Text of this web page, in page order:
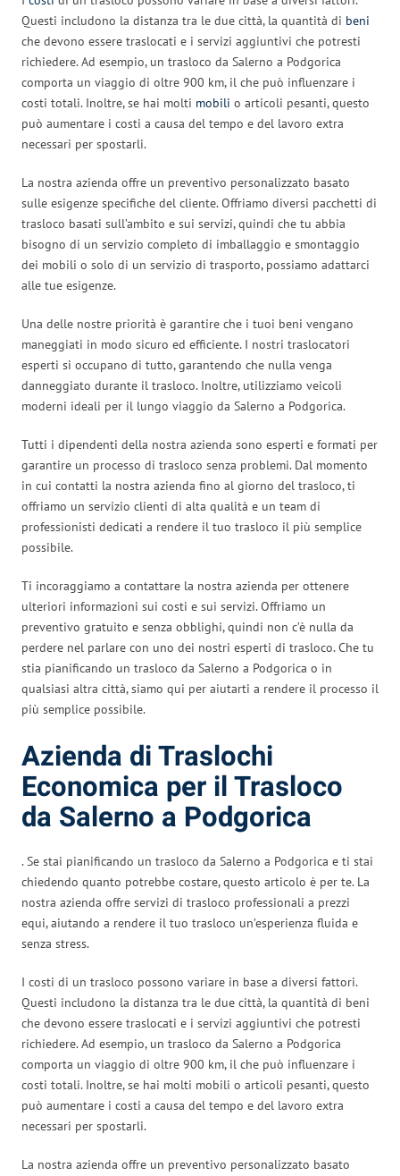
Questi includono la distanza tra le due città, la quantità di beni
che devono essere traslocati e i servizi aggiuntivi che potresti
richiedere. Ad esempio, un trasloco da Salerno a Podgorica
comporta un viaggio di oltre 900 km, il che può influenzare i
costi totali. Inoltre, se hai molti mobili o articoli pesanti, questo
può aumentare i costi a causa del tempo e del lavoro extra
necessari per spostarli.
La nostra azienda offre un preventivo personalizzato basato
sulle esigenze specifiche del cliente. Offriamo diversi pacchetti di
trasloco basati sull’ambito e sui servizi, quindi che tu abbia
bisogno di un servizio completo di imballaggio e smontaggio
dei mobili o solo di un servizio di trasporto, possiamo adattarci
alle tue esigenze.
Una delle nostre priorità è garantire che i tuoi beni vengano
maneggiati in modo sicuro ed efficiente. I nostri traslocatori
esperti si occupano di tutto, garantendo che nulla venga
danneggiato durante il trasloco. Inoltre, utilizziamo veicoli
moderni ideali per il lungo viaggio da Salerno a Podgorica.
Tutti i dipendenti della nostra azienda sono esperti e formati per
garantire un processo di trasloco senza problemi. Dal momento
in cui contatti la nostra azienda fino al giorno del trasloco, ti
offriamo un servizio clienti di alta qualità e un team di
professionisti dedicati a rendere il tuo trasloco il più semplice
possibile.
Ti incoraggiamo a contattare la nostra azienda per ottenere
ulteriori informazioni sui costi e sui servizi. Offriamo un
preventivo gratuito e senza obblighi, quindi non c’è nulla da
perdere nel parlare con uno dei nostri esperti di trasloco. Che tu
stia pianificando un trasloco da Salerno a Podgorica o in
qualsiasi altra città, siamo qui per aiutarti a rendere il processo il
più semplice possibile.
Azienda di Traslochi
Economica per il Trasloco
da Salerno a Podgorica
. Se stai pianificando un trasloco da Salerno a Podgorica e ti stai
chiedendo quanto potrebbe costare, questo articolo è per te. La
nostra azienda offre servizi di trasloco professionali a prezzi
equi, aiutando a rendere il tuo trasloco un’esperienza fluida e
senza stress.
I costi di un trasloco possono variare in base a diversi fattori.
Questi includono la distanza tra le due città, la quantità di beni
che devono essere traslocati e i servizi aggiuntivi che potresti
richiedere. Ad esempio, un trasloco da Salerno a Podgorica
comporta un viaggio di oltre 900 km, il che può influenzare i
costi totali. Inoltre, se hai molti mobili o articoli pesanti, questo
può aumentare i costi a causa del tempo e del lavoro extra
necessari per spostarli.
La nostra azienda offre un preventivo personalizzato basato